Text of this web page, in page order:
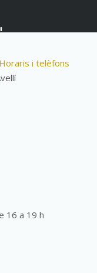
Horaris i telèfons
16 a 19 h